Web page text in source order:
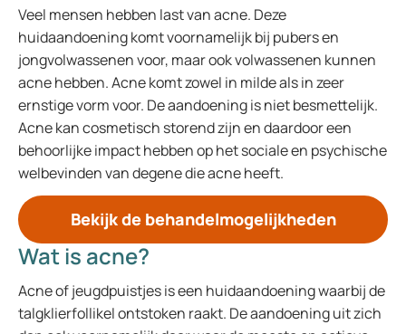
Veel mensen hebben last van acne. Deze
huidaandoening komt voornamelijk bij pubers en
jongvolwassenen voor, maar ook volwassenen kunnen
acne hebben. Acne komt zowel in milde als in zeer
ernstige vorm voor. De aandoening is niet besmettelijk.
Acne kan cosmetisch storend zijn en daardoor een
behoorlijke impact hebben op het sociale en psychische
welbevinden van degene die acne heeft.
Bekijk de behandelmogelijkheden
Wat is acne?
Acne of jeugdpuistjes is een huidaandoening waarbij de
talgklierfollikel ontstoken raakt. De aandoening uit zich